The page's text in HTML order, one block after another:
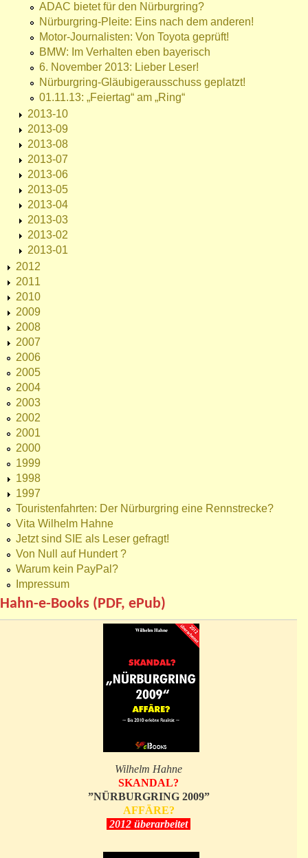
ADAC bietet für den Nürburgring?
Nürburgring-Pleite: Eins nach dem anderen!
Motor-Journalisten: Von Toyota geprüft!
BMW: Im Verhalten eben bayerisch
6. November 2013: Lieber Leser!
Nürburgring-Gläubigerausschuss geplatzt!
01.11.13: „Feiertag“ am „Ring“
2013-10
2013-09
2013-08
2013-07
2013-06
2013-05
2013-04
2013-03
2013-02
2013-01
2012
2011
2010
2009
2008
2007
2006
2005
2004
2003
2002
2001
2000
1999
1998
1997
Touristenfahrten: Der Nürburgring eine Rennstrecke?
Vita Wilhelm Hahne
Jetzt sind SIE als Leser gefragt!
Von Null auf Hundert ?
Warum kein PayPal?
Impressum
Hahn-e-Books (PDF, ePub)
Wilhelm Hahne
SKANDAL?
”NÜRBURGRING 2009”
AFFÄRE?
2012 überarbeitet